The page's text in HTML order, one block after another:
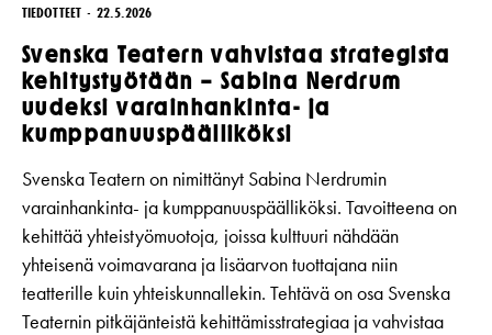
TIEDOTTEET 22.5.2026
Svenska Teatern vahvistaa strategista
kehitystyötään – Sabina Nerdrum
uudeksi varainhankinta- ja
kumppanuuspäälliköksi
Svenska Teatern on nimittänyt Sabina Nerdrumin
varainhankinta- ja kumppanuuspäälliköksi. Tavoitteena on
kehittää yhteistyömuotoja, joissa kulttuuri nähdään
yhteisenä voimavarana ja lisäarvon tuottajana niin
teatterille kuin yhteiskunnallekin. Tehtävä on osa Svenska
Teaternin pitkäjänteistä kehittämisstrategiaa ja vahvistaa